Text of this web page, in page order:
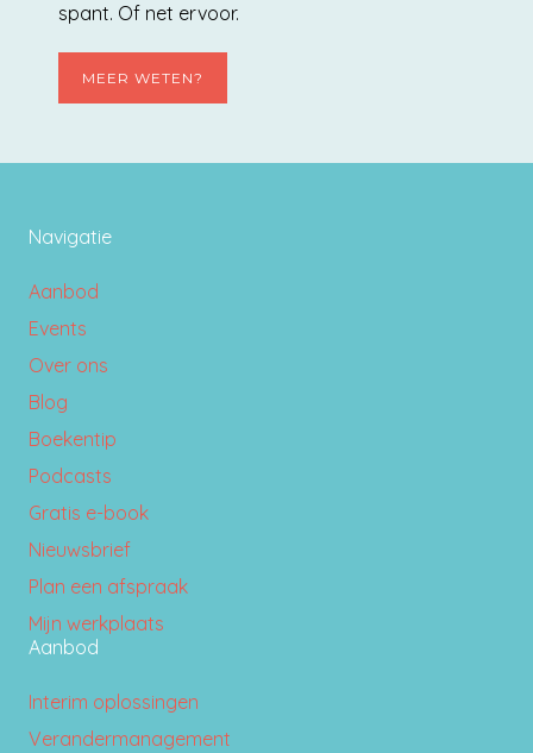
spant. Of net ervoor.
MEER WETEN?
Navigatie
Aanbod
Events
Over ons
Blog
Boekentip
Podcasts
Gratis e-book
Nieuwsbrief
Plan een afspraak
Mijn werkplaats
Aanbod
Interim oplossingen
Verandermanagement